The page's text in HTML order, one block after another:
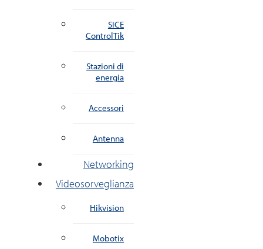
SICE
ControlTik
Stazioni di
energia
Accessori
Antenna
Networking
Videosorveglianza
Hikvision
Mobotix